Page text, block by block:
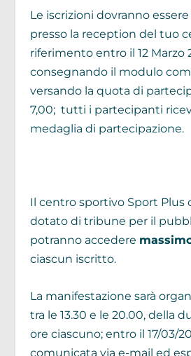
Le iscrizioni dovranno
presso la reception del tuo
riferimento entro il 12 Marzo
consegnando il modulo
versando la quota di
7,00; tutti i partecipanti
medaglia di partecipazione.
Il centro sportivo Sport Plus
dotato di tribune per il
potranno accedere
ciascun iscritto.
La manifestazione sarà
tra le 13.30 e le 20.00, della
ore ciascuno; entro il 17/03/
comunicata via e-mail ed